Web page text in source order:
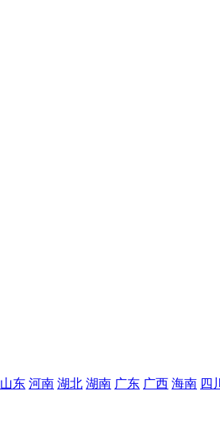
山东 河南 湖北 湖南 广东 广西 海南 四川